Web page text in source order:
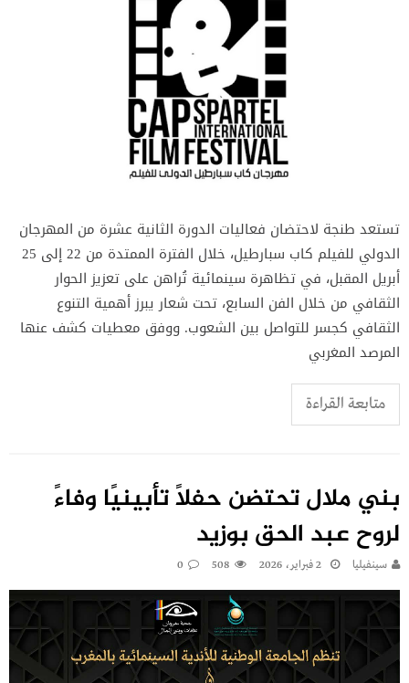
تستعد طنجة لاحتضان فعاليات الدورة الثانية عشرة من المهرجان
الدولي للفيلم كاب سبارطيل، خلال الفترة الممتدة من 22 إلى 25
أبريل المقبل، في تظاهرة سينمائية تُراهن على تعزيز الحوار
الثقافي من خلال الفن السابع، تحت شعار يبرز أهمية التنوع
الثقافي كجسر للتواصل بين الشعوب. ووفق معطيات كشف عنها
المرصد المغربي
متابعة القراءة
بني ملال تحتضن حفلًا تأبينيًا وفاءً
لروح عبد الحق بوزيد
سينفيليا 2 فبراير، 2026 508
0